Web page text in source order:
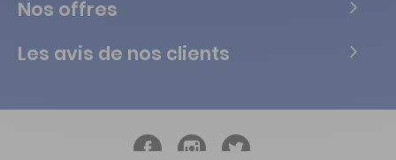
Nos offres
Les avis de nos clients